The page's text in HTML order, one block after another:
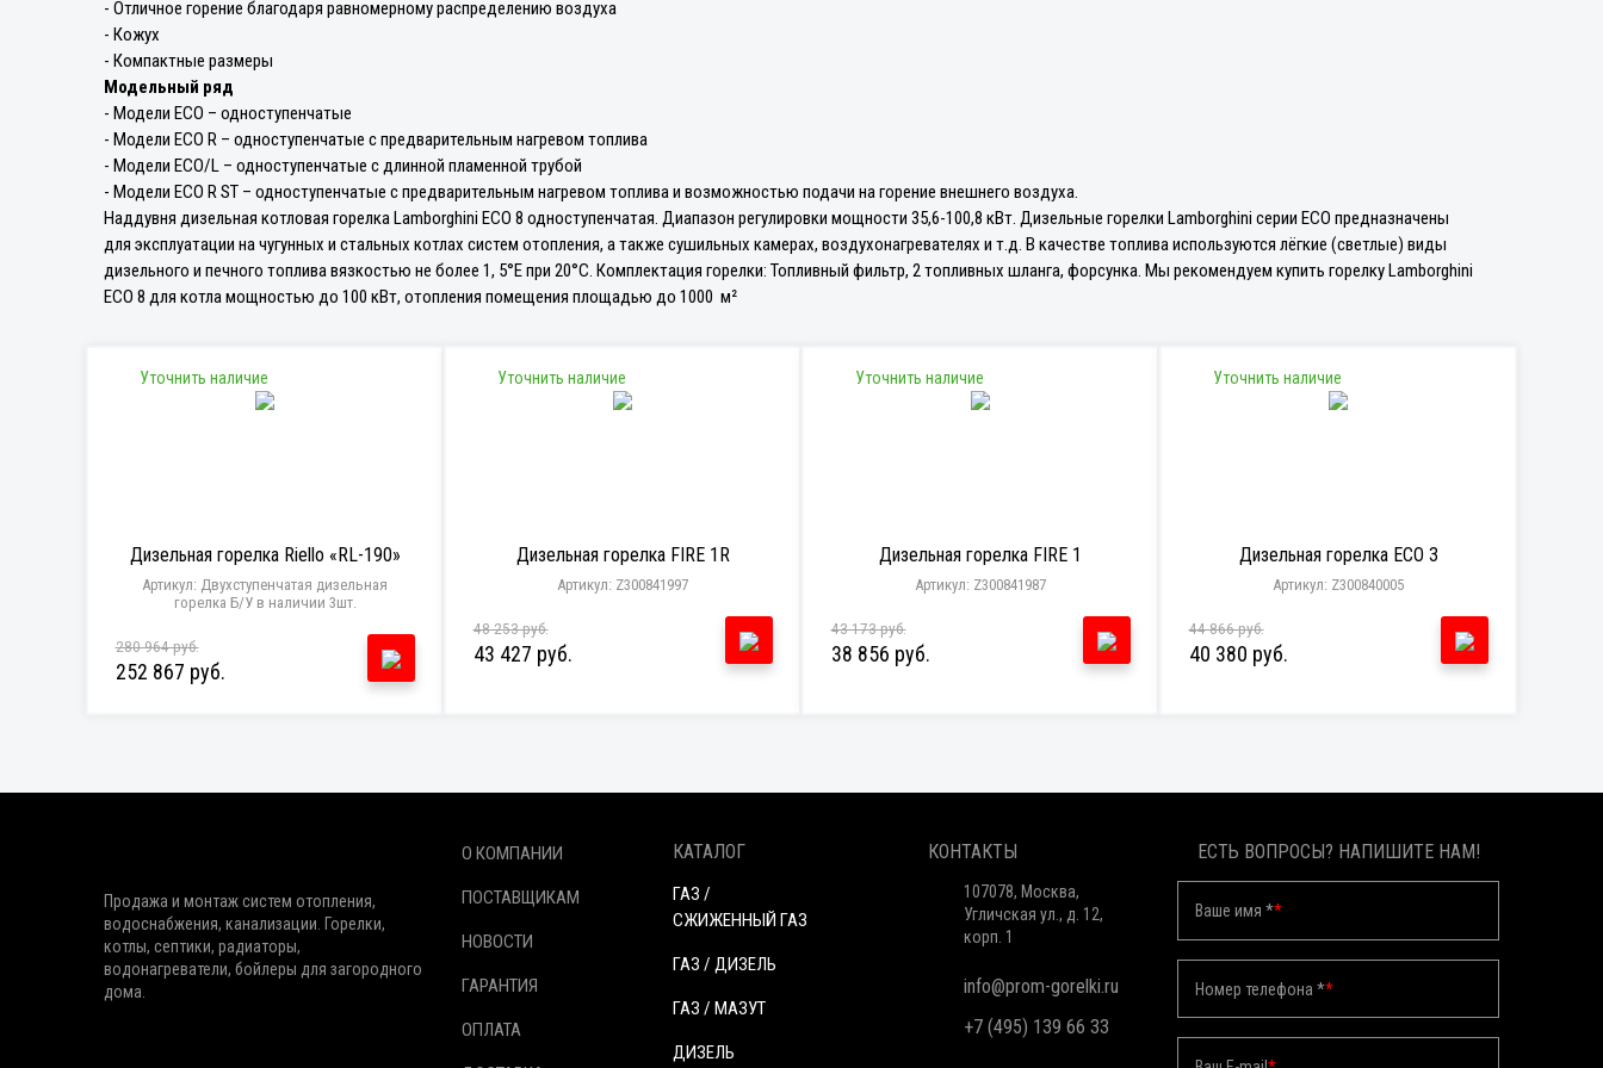
- Отличное горение благодаря равномерному распределению воздуха
- Кожух
- Компактные размеры
Модельный ряд
- Модели ECO – одноступенчатые
- Модели ECO R – одноступенчатые с предварительным нагревом топлива
- Модели ECO/L – одноступенчатые с длинной пламенной трубой
- Модели ECO R ST – одноступенчатые с предварительным нагревом топлива и возможностью подачи на горение внешнего воздуха.
Наддувня дизельная котловая горелка Lamborghini ECO 8 одноступенчатая. Диапазон регулировки мощности 35,6-100,8 кВт. Дизельные горелки Lamborghini серии ECO предназначены
для эксплуатации на чугунных и стальных котлах систем отопления, а также сушильных камерах, воздухонагревателях и т.д. В качестве топлива используются лёгкие (светлые) виды
дизельного и печного топлива вязкостью не более 1, 5°Е при 20°С. Комплектация горелки: Топливный фильтр, 2 топливных шланга, форсунка. Мы рекомендуем купить горелку Lamborghini
ECO 8 для котла мощностью до 100 кВт, отопления помещения площадью до 1000 м²
Уточнить наличие
Дизельная горелка Riello «RL-190»
Артикул: Двухступенчатая дизельная
горелка Б/У в наличии 3шт.
280 964 руб.
252 867 руб.
Уточнить наличие
Дизельная горелка FIRE 1R
Артикул: Z300841997
48 253 руб.
43 427 руб.
Уточнить наличие
Дизельная горелка FIRE 1
Артикул: Z300841987
43 173 руб.
38 856 руб.
Уточнить наличие
Дизельная горелка ECO 3
Артикул: Z300840005
44 866 руб.
40 380 руб.
Продажа и монтаж систем отопления,
водоснабжения, канализации. Горелки,
котлы, септики, радиаторы,
водонагреватели, бойлеры для загородного
дома.
О КОМПАНИИ
ПОСТАВЩИКАМ
НОВОСТИ
ГАРАНТИЯ
ОПЛАТА
КАТАЛОГ
ГАЗ /
СЖИЖЕННЫЙ ГАЗ
ГАЗ / ДИЗЕЛЬ
ГАЗ / МАЗУТ
ДИЗЕЛЬ
КОНТАКТЫ
107078, Москва,
Угличская ул., д. 12,
корп. 1
info@prom-gorelki.ru
+7 (495) 139 66 33
ЕСТЬ ВОПРОСЫ? НАПИШИТЕ НАМ!
Ваше имя **
Номер телефона **